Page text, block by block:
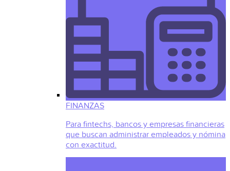
FINANZAS
Para fintechs, bancos y empresas financieras
que buscan administrar empleados y nómina
con exactitud.